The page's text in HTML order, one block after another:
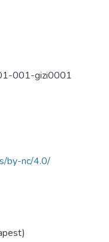
001-gizi0001
by-nc/4.0/